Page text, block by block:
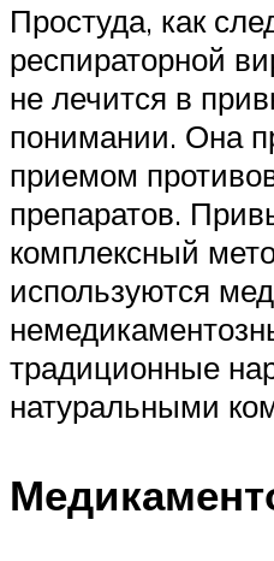
Простуда, как
респираторной
не лечится в
понимании. Она
приемом
препаратов.
комплексный
используются
традиционные
натуральными